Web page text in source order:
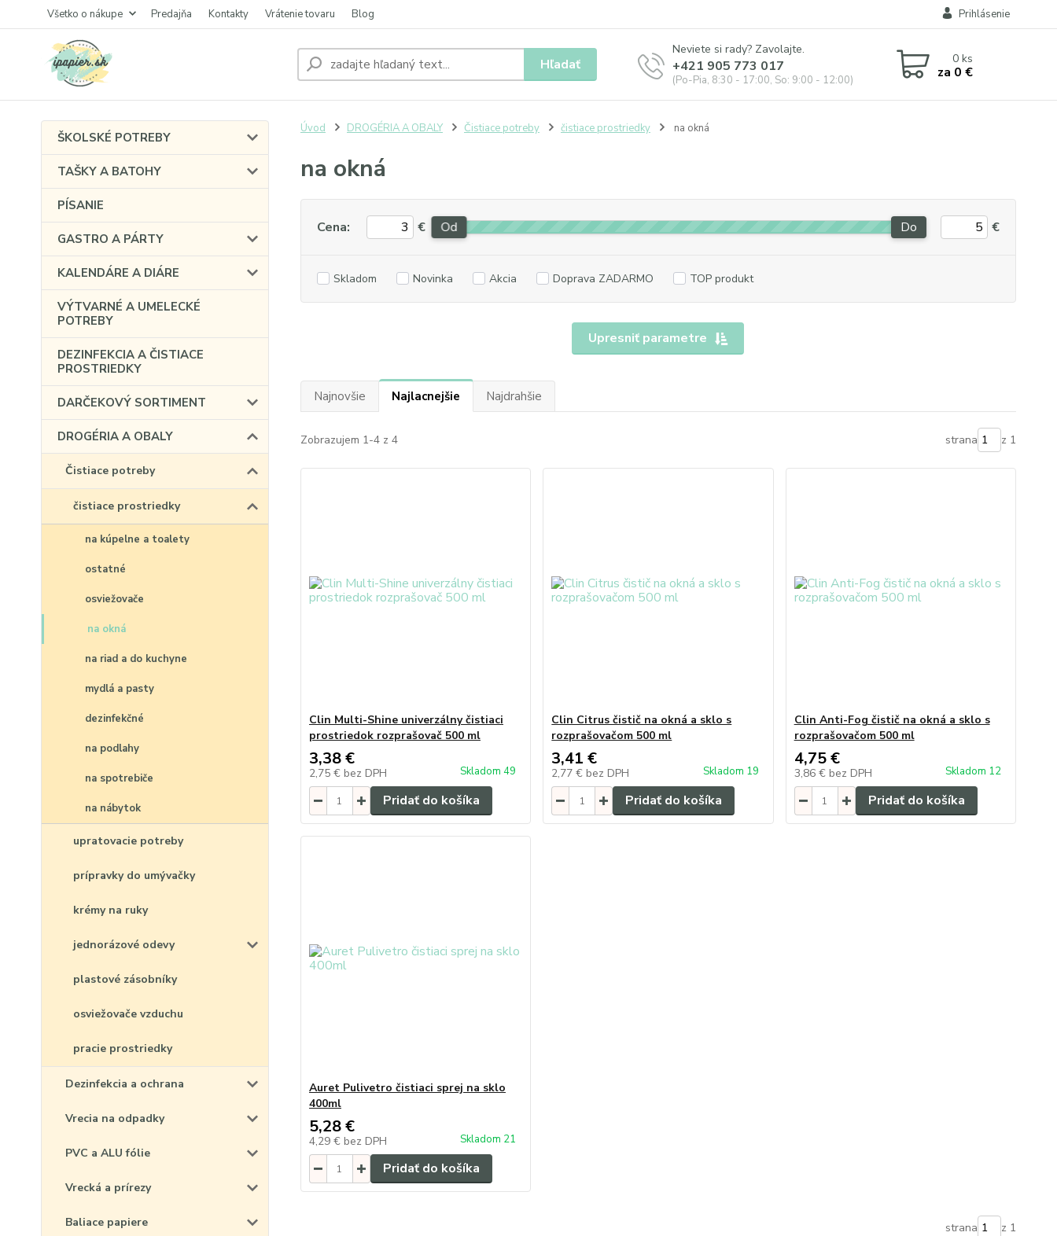
Všetko o nákupe Predajňa Kontakty Vrátenie tovaru Blog Prihlásenie
Hľadať
Neviete si rady? Zavolajte.
+421 905 773 017
(Po-Pia, 8:30 - 17:00, So: 9:00 - 12:00)
0ks
za 0 €
ŠKOLSKÉ POTREBY
TAŠKY A BATOHY
PÍSANIE
GASTRO A PÁRTY
KALENDÁRE A DIÁRE
VÝTVARNÉ A UMELECKÉ
POTREBY
DEZINFEKCIA A ČISTIACE
PROSTRIEDKY
DARČEKOVÝ SORTIMENT
DROGÉRIA A OBALY
Čistiace potreby
čistiace prostriedky
na kúpelne a toalety
ostatné
osviežovače
na okná
na riad a do kuchyne
mydlá a pasty
dezinfekčné
na podlahy
na spotrebiče
na nábytok
upratovacie potreby
prípravky do umývačky
krémy na ruky
jednorázové odevy
plastové zásobníky
osviežovače vzduchu
pracie prostriedky
Dezinfekcia a ochrana
Vrecia na odpadky
PVC a ALU fólie
Vrecká a prírezy
Baliace papiere
Úvod DROGÉRIA A OBALY Čistiace potreby čistiace prostriedky na okná
na okná
Upresniť parametre
Cena: € Od Do €
Skladom Novinka Akcia Doprava ZADARMO TOP produkt
Najnovšie Najlacnejšie Najdrahšie
Zobrazujem 1-4 z 4 strana z 1
Clin Multi-Shine univerzálny čistiaci
prostriedok rozprašovač 500 ml
3,38 €
2,75 € bez DPH Skladom 49
Pridať do košíka
Clin Citrus čistič na okná a sklo s
rozprašovačom 500 ml
3,41 €
2,77 € bez DPH Skladom 19
Pridať do košíka
Clin Anti-Fog čistič na okná a sklo s
rozprašovačom 500 ml
4,75 €
3,86 € bez DPH Skladom 12
Pridať do košíka
Auret Pulivetro čistiaci sprej na sklo
400ml
5,28 €
4,29 € bez DPH Skladom 21
Pridať do košíka
strana z 1